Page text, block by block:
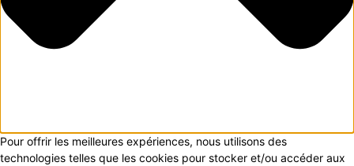
Pour offrir les meilleures expériences, nous utilisons des
technologies telles que les cookies pour stocker et/ou accéder aux